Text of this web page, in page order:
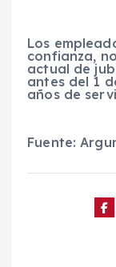
Los
confianza,
actual de
antes del 1
años de
Fuente: